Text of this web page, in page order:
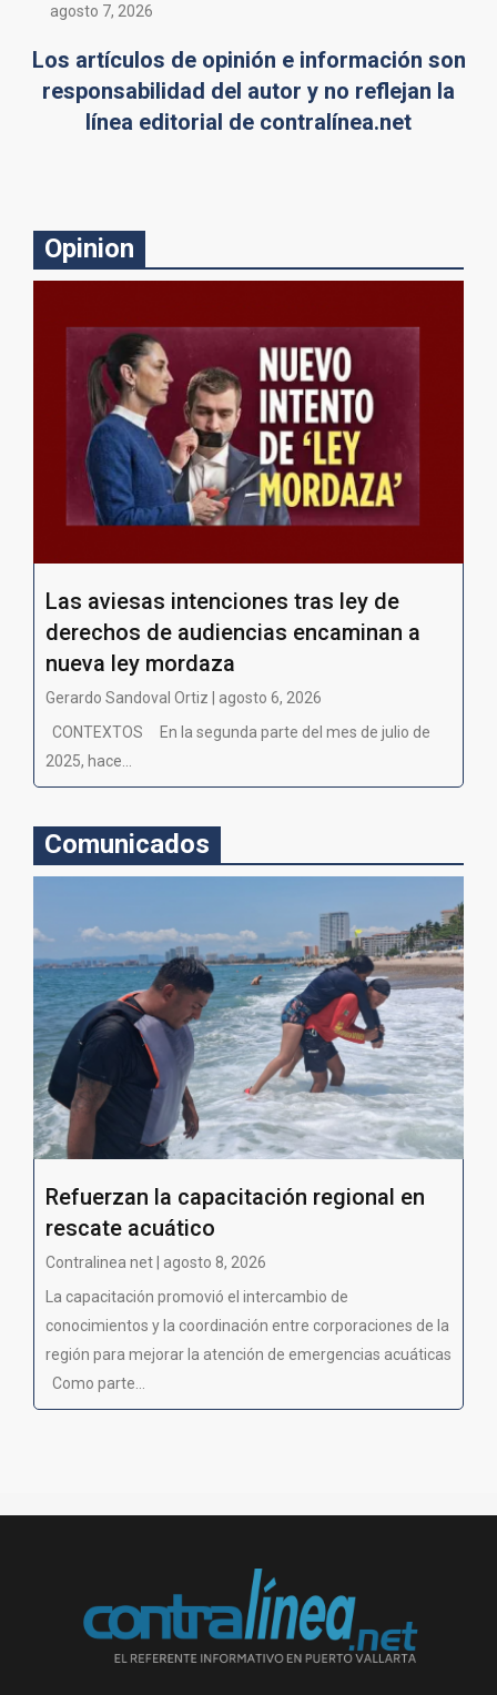
agosto 7, 2026
Los artículos de opinión e información son
responsabilidad del autor y no reflejan la
línea editorial de contralínea.net
Opinion
Las aviesas intenciones tras ley de
derechos de audiencias encaminan a
nueva ley mordaza
Gerardo Sandoval Ortiz | agosto 6, 2026
CONTEXTOS En la segunda parte del mes de julio de
2025, hace...
Comunicados
Refuerzan la capacitación regional en
rescate acuático
Contralinea net | agosto 8, 2026
La capacitación promovió el intercambio de
conocimientos y la coordinación entre corporaciones de la
región para mejorar la atención de emergencias acuáticas
Como parte...